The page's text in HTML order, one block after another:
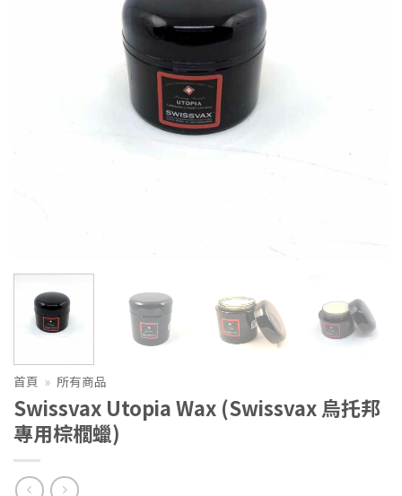
首頁 » 所有商品
Swissvax Utopia Wax (Swissvax 烏托邦
專用棕櫚蠟)